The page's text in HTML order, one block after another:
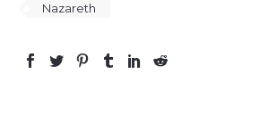
Nazareth